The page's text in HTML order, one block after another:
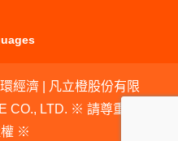
經濟 | 凡立橙股份有限
CO., LTD. ※ 請尊重智
權 ※